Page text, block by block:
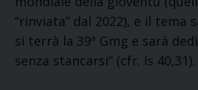
“rinviata” dal 2022), e il tema
si terrà la 39ª Gmg e sarà
senza stancarsi” (cfr. Is 40,31).